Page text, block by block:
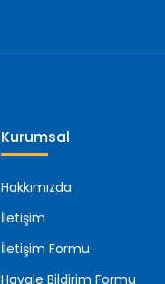
Kurumsal
Hakkımızda
İletişim
İletişim Formu
Havale Bildirim Formu